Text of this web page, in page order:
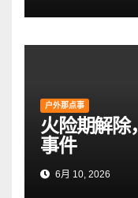
户外那点事
火险期解除
事件
6月 10, 2026